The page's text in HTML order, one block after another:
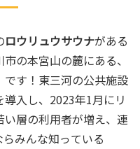
ロウリュウサウナがある
の本宮山の麓にある、
です！東三河の公共施設
入し、2023年1月にリ
層の利用者が増え、連
みんな知っている